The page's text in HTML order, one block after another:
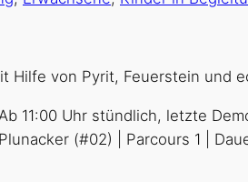
Hilfe von Pyrit, Feuerstein und
11:00 Uhr stündlich, letzte
(#02) | Parcours 1 |